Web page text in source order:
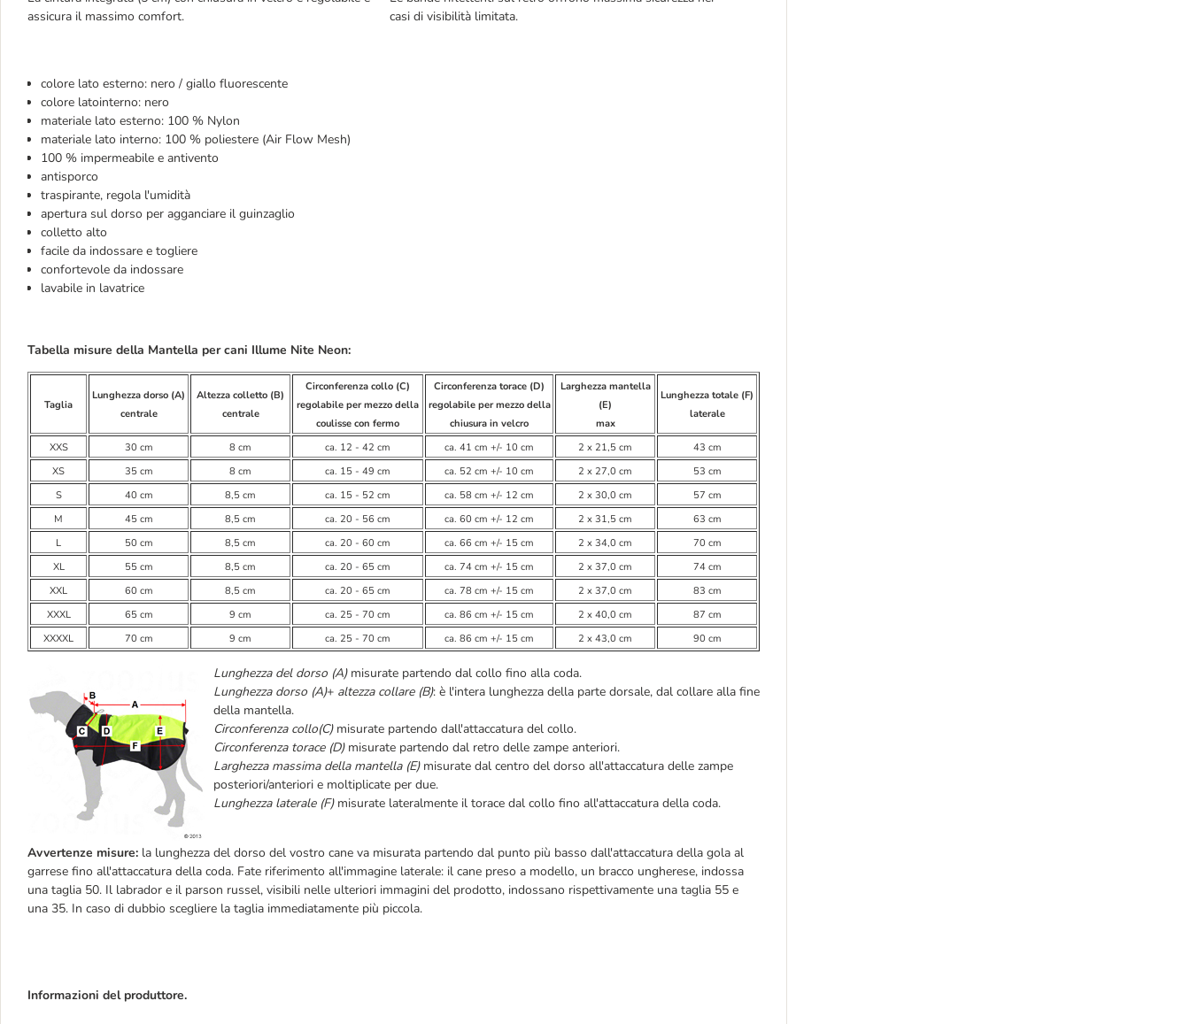
assicura il massimo comfort.
casi di visibilità limitata.
colore lato esterno: nero / giallo fluorescente
colore latointerno: nero
materiale lato esterno: 100 % Nylon
materiale lato interno: 100 % poliestere (Air Flow Mesh)
100 % impermeabile e antivento
antisporco
traspirante, regola l'umidità
apertura sul dorso per agganciare il guinzaglio
colletto alto
facile da indossare e togliere
confortevole da indossare
lavabile in lavatrice
Tabella misure della Mantella per cani Illume Nite Neon:
Taglia
Lunghezza dorso (A)
centrale
Altezza colletto (B)
centrale
Circonferenza collo (C)
regolabile per mezzo della
coulisse con fermo
Circonferenza torace (D)
regolabile per mezzo della
chiusura in velcro
Larghezza mantella
(E)
max
Lunghezza totale (F)
laterale
XXS 30 cm 8 cm ca. 12 - 42 cm ca. 41 cm +/- 10 cm 2 x 21,5 cm
43 cm
XS
35 cm 8 cm ca. 15 - 49 cm ca. 52 cm +/- 10 cm 2 x 27,0 cm
53 cm
S
40 cm 8,5 cm ca. 15 - 52 cm ca. 58 cm +/- 12 cm 2 x 30,0 cm
57 cm
M
45 cm 8,5 cm ca. 20 - 56 cm ca. 60 cm +/- 12 cm 2 x 31,5 cm
63 cm
L
50 cm 8,5 cm ca. 20 - 60 cm ca. 66 cm +/- 15 cm 2 x 34,0 cm
70 cm
XL
55 cm 8,5 cm ca. 20 - 65 cm ca. 74 cm +/- 15 cm 2 x 37,0 cm
74 cm
XXL
60 cm 8,5 cm ca. 20 - 65 cm ca. 78 cm +/- 15 cm 2 x 37,0 cm
83 cm
XXXL
65 cm 9 cm ca. 25 - 70 cm ca. 86 cm +/- 15 cm 2 x 40,0 cm
87 cm
XXXXL
70 cm 9 cm ca. 25 - 70 cm ca. 86 cm +/- 15 cm 2 x 43,0 cm 90 cm
Lunghezza del dorso (A)misurate partendo dal collo fino alla coda.
Lunghezza dorso (A)+ altezza collare (B): è l'intera lunghezza della parte dorsale, dal collare alla fine
della mantella.
Circonferenza collo(C)misurate partendo dall'attaccatura del collo.
Circonferenza torace (D)misurate partendo dal retro delle zampe anteriori.
Larghezza massima della mantella (E)misurate dal centro del dorso all'attaccatura delle zampe
posteriori/anteriori e moltiplicate per due.
Lunghezza laterale (F)misurate lateralmente il torace dal collo fino all'attaccatura della coda.
Avvertenze misure: la lunghezza del dorso del vostro cane va misurata partendo dal punto più basso dall'attaccatura della gola al
garrese fino all'attaccatura della coda. Fate riferimento all'immagine laterale: il cane preso a modello, un bracco ungherese, indossa
una taglia 50. Il labrador e il parson russel, visibili nelle ulteriori immagini del prodotto, indossano rispettivamente una taglia 55 e
una 35. In caso di dubbio scegliere la taglia immediatamente più piccola.
Informazioni del produttore.